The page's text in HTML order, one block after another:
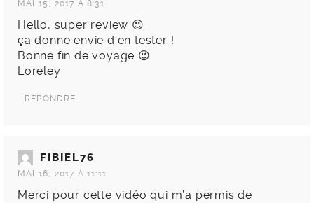
MAI 15, 2017 À 8:31
Hello, super review 😉
ça donne envie d’en tester !
Bonne fin de voyage 😉
Loreley
RÉPONDRE
FIBIEL76
MAI 16, 2017 À 11:11
Merci pour cette vidéo qui m’a permis de